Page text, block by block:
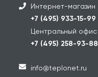
Интернет-магазин
+7 (495) 933-15-99
Центральный офис
+7 (495) 258-93-88
info@teplonet.ru